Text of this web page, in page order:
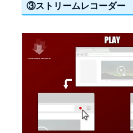
③ストリームレコーダー